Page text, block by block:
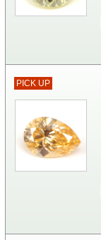
PICK UP